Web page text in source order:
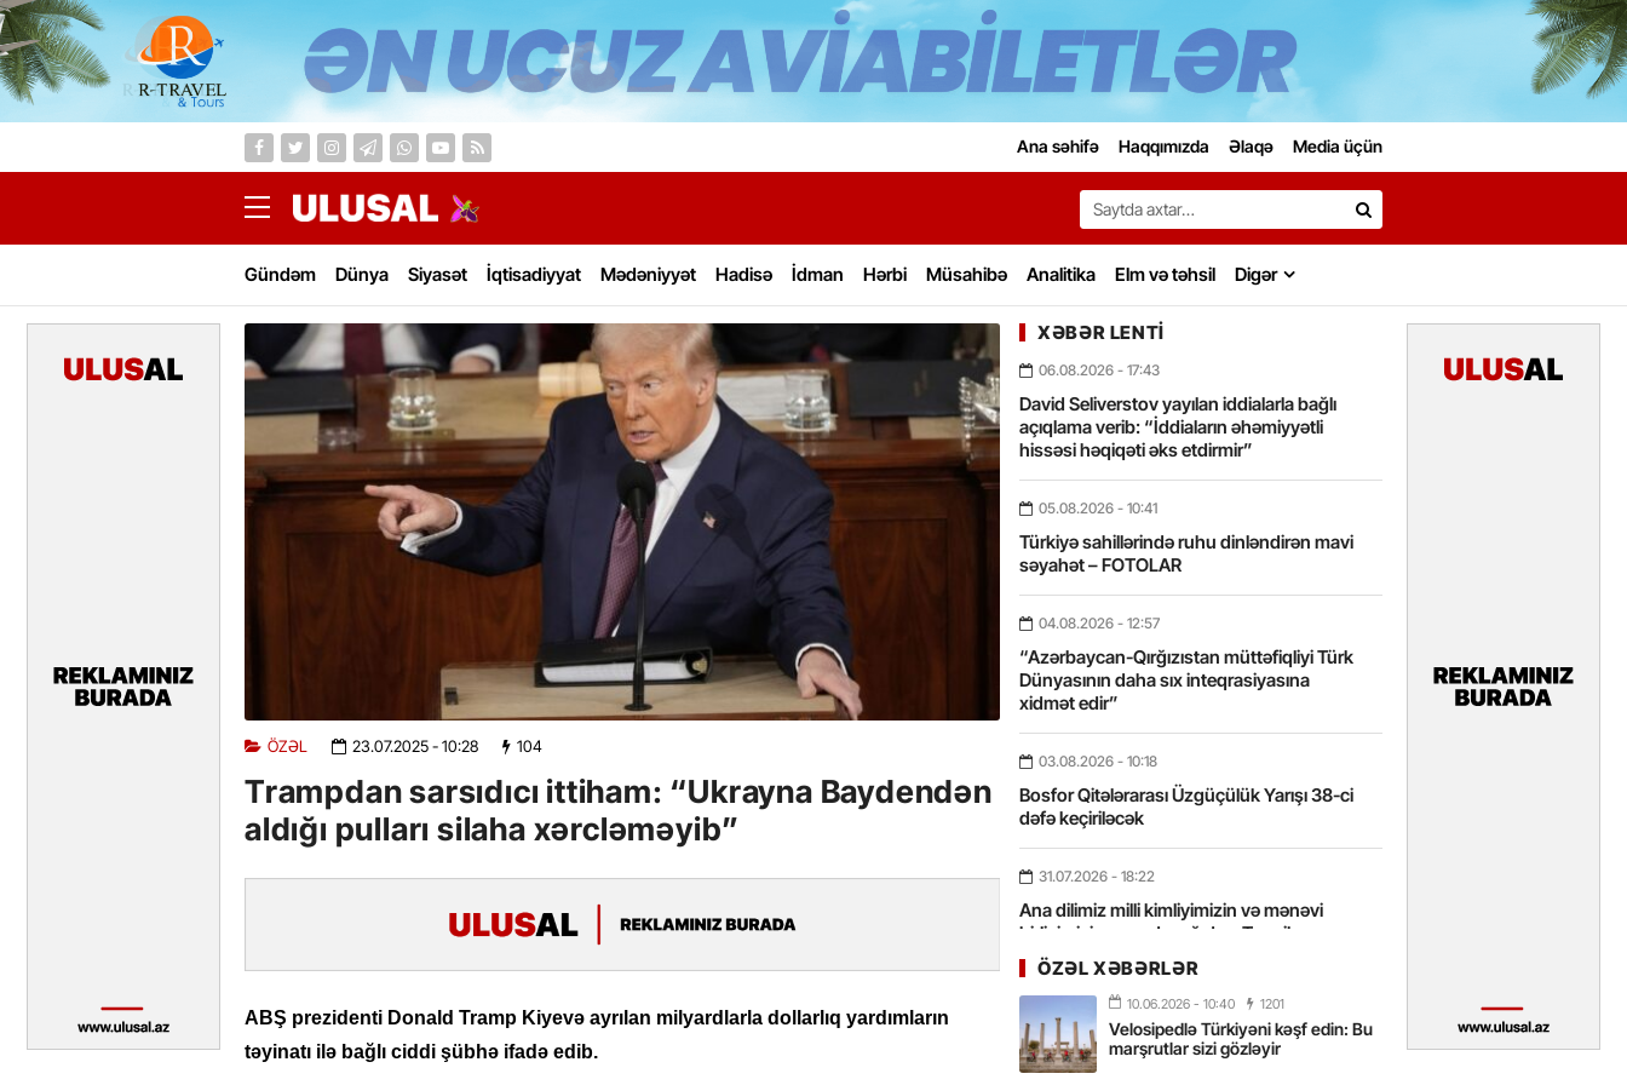
Ana səhifə Haqqımızda Əlaqə Media üçün
Search…
Gündəm Dünya Siyasət İqtisadiyyat Mədəniyyət Hadisə İdman Hərbi Müsahibə Analitika Elm və təhsil Digər
ÖZƏL 23.07.2025- 10:28 104
Trampdan sarsıdıcı ittiham: “Ukrayna Baydendən
aldığı pulları silaha xərcləməyib”
ABŞ prezidenti Donald Tramp Kiyevə ayrılan milyardlarla dollarlıq yardımların
təyinatı ilə bağlı ciddi şübhə ifadə edib.
XƏBƏR LENTI
06.08.2026 - 17:43
David Seliverstov yayılan iddialarla bağlı
açıqlama verib: “İddiaların əhəmiyyətli
hissəsi həqiqəti əks etdirmir”
05.08.2026 - 10:41
Türkiyə sahillərində ruhu dinləndirən mavi
səyahət – FOTOLAR
04.08.2026 - 12:57
“Azərbaycan-Qırğızıstan müttəfiqliyi Türk
Dünyasının daha sıx inteqrasiyasına
xidmət edir”
03.08.2026 - 10:18
Bosfor Qitələrarası Üzgüçülük Yarışı 38-ci
dəfə keçiriləcək
31.07.2026 - 18:22
Ana dilimiz milli kimliyimizin və mənəvi
birliyimizin əsas dayağıdır – Tənzilə
Rüstəmxanlı
31.07.2026 - 16:58
Tarixin axarını yalnız böyük liderlər dəyişir
ÖZƏL XƏBƏRLƏR
10.06.2026 - 10:40 1201
Velosipedlə Türkiyəni kəşf edin: Bu
marşrutlar sizi gözləyir